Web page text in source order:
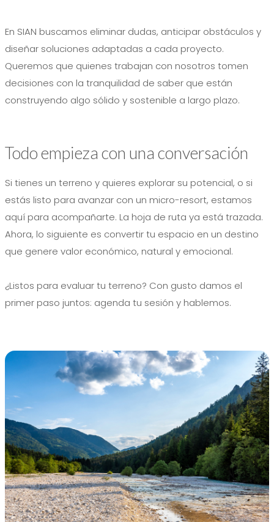
En SIAN buscamos eliminar dudas, anticipar obstáculos y
diseñar soluciones adaptadas a cada proyecto.
Queremos que quienes trabajan con nosotros tomen
decisiones con la tranquilidad de saber que están
construyendo algo sólido y sostenible a largo plazo.
Todo empieza con una conversación
Si tienes un terreno y quieres explorar su potencial, o si
estás listo para avanzar con un micro-resort, estamos
aquí para acompañarte. La hoja de ruta ya está trazada.
Ahora, lo siguiente es convertir tu espacio en un destino
que genere valor económico, natural y emocional.
¿Listos para evaluar tu terreno? Con gusto damos el
primer paso juntos: agenda tu sesión y hablemos.